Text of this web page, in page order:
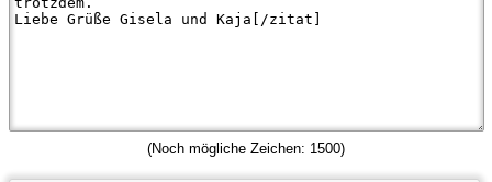
(Noch mögliche Zeichen: 1500)